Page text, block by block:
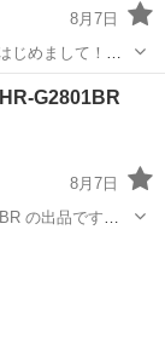
8月7日
G2801BR
8月7日
の出品です。